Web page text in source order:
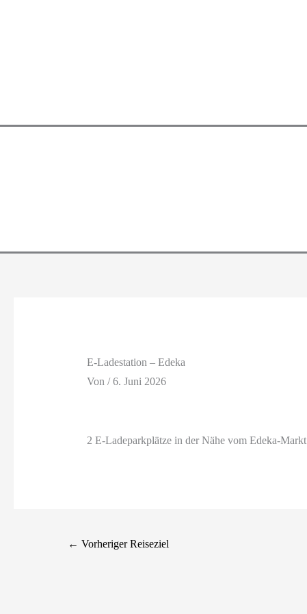
E-Ladestation – Edeka
Von /6. Juni 2026
2 E-Ladeparkplätze in der Nähe vom Edeka-Markt
← Vorheriger Reiseziel